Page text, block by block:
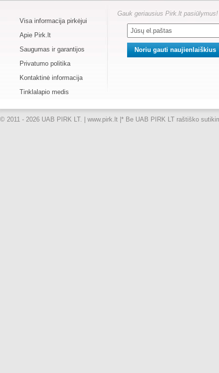
Visa informacija pirkėjui
Apie Pirk.lt
Saugumas ir garantijos
Privatumo politika
Kontaktinė informacija
Tinklalapio medis
Gauk geriausius Pirk.lt pasiūlymus!
© 2011 - 2026 UAB PIRK LT. | www.pirk.lt | * Be UAB PIRK LT raštiško